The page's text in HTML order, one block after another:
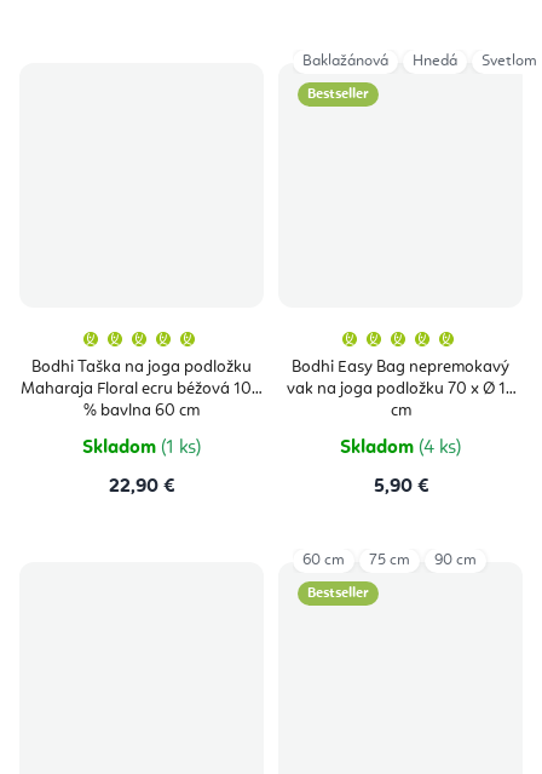
Bodhi Taška na joga podložku
Maharaja Floral ecru béžová 100
% bavlna 60 cm
produktu
je
5,0
Skladom (1 ks)
22,90 €
Bestseller
Bodhi Easy Bag nepremokavý
vak na joga podložku 70 x Ø 17
cm
produktu
je
5,0
Skladom (4 ks)
5,90 €
Baklažánová Hnedá
Bestseller
60 cm 75 cm 90 cm